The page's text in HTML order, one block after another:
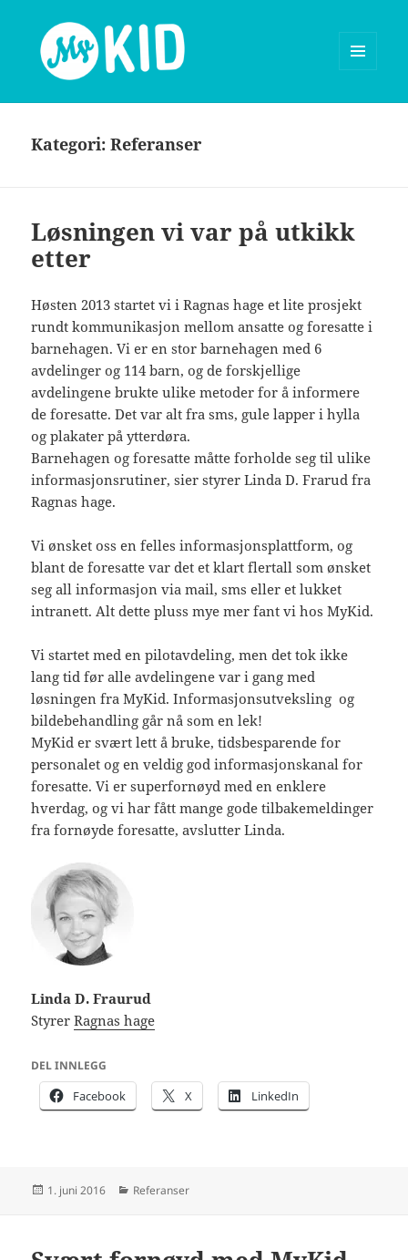
WIDGETER
Kategori:Referanser
Løsningen vi var på utkikk
etter
Høsten 2013 startet vi i Ragnas hage et lite prosjekt
rundt kommunikasjon mellom ansatte og foresatte i
barnehagen. Vi er en stor barnehagen med 6
avdelinger og 114 barn, og de forskjellige
avdelingene brukte ulike metoder for å informere
de foresatte. Det var alt fra sms, gule lapper i hylla
og plakater på ytterdøra.
Barnehagen og foresatte måtte forholde seg til ulike
informasjonsrutiner, sier styrer Linda D. Frarud fra
Ragnas hage.
Vi ønsket oss en felles informasjonsplattform, og
blant de foresatte var det et klart flertall som ønsket
seg all informasjon via mail, sms eller et lukket
intranett. Alt dette pluss mye mer fant vi hos MyKid.
Vi startet med en pilotavdeling, men det tok ikke
lang tid før alle avdelingene var i gang med
løsningen fra MyKid. Informasjonsutveksling og
bildebehandling går nå som en lek!
MyKid er svært lett å bruke, tidsbesparende for
personalet og en veldig god informasjonskanal for
foresatte. Vi er superfornøyd med en enklere
hverdag, og vi har fått mange gode tilbakemeldinger
fra fornøyde foresatte, avslutter Linda.
Linda D. Fraurud
StyrerRagnas hage
DEL INNLEGG
Facebook X LinkedIn
Publisert
1. juni 2016 Kategorier
Referanser